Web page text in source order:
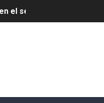
el sector gastronómico
gestión
sobre Presa de